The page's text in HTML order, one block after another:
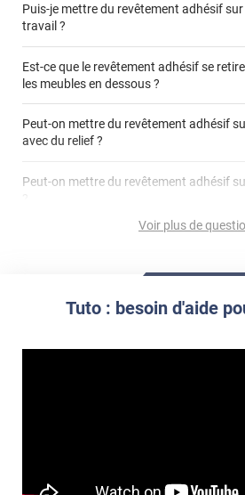
« Comment poser un
Puis-je mettre du revêtement adhésif
travail ?
revêtement adhésif sur un plan de travail
Est-ce que le revêtement adhésif se
les meubles en dessous ?
Utiliser une solution de dépose
revêtement adhésif.
Peut-on mettre du revêtement adhésif
avec du relief ?
Peut-on mettre du revêtement adhésif
Lisser la surface avec un enduit de
Réussir la pose d'un revêtement adhésif
Voir plus de
Tuto : besoin d'aide